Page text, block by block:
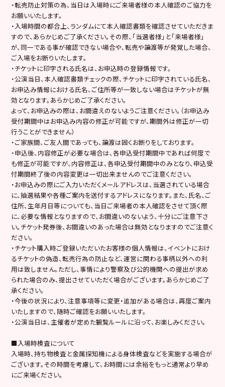
・転売防止対策の為、当日は入場時にご来場者様の本人確認のご協力を
お願いいたします。
・入場時間の都合上、ランダムにて本人確認書類を確認させていただきま
すので、あらかじめご了承ください。その際、「当選者様」と「来場者様」
が、同一である事が確認できない場合や、転売や譲渡等が発覚した場合、
ご入場をお断りいたします。
・チケットに印字される氏名は、お申込時の登録情報です。
・公演当日、本人確認書類チェックの際、チケットに印字されている氏名、
お申込み情報における氏名、ご住所等が一致しない場合はチケットが無
効となります。あらかじめご了承ください。
よって、お申込みの際は、お間違えのないようご注意ください。（お申込み
受付期間中はお申込み内容の修正が可能ですが、期間外は修正が一切
行うことができません）
・ご家族間、ご友人間であっても、譲渡は固くお断りをしております。
・申込後、内容修正が必要な場合は、各申込受付期間中であれば何度で
も修正が可能ですが、内容修正は、各申込受付期間中のみとなり、申込受
付期間終了後の内容変更は一切出来ませんのでご注意ください。
・お申込みの際にご入力いただくメールアドレスは、当選されている場合
に、抽選結果や各種ご案内を送付するアドレスになります。また、氏名、ご
住所、生年月日等についても、当日ご来場者の本人確認をさせて頂く際
に、必要な情報となりますので、お間違いのないよう、十分にご注意下さ
い。チケット発券後、お間違いのあった場合は無効となりますのでご注意く
ださい。
・チケット購入時ご登録いただいたお客様の個人情報は、イベントにおけ
るチケットの偽造、転売行為の防止など、運営に関わる事柄以外への利
用は致しません。ただし、事情により警察及び公的機関への提出が求め
られた場合のみ、提出させていただく場合がございます。あらかじめご了
承ください。
・今後の状況により、注意事項等に変更・追加がある場合は、再度ご案内
いたしますので、随時ご確認をお願いいたします。
・公演当日は、主催者が定めた観覧ルールに沿って、お楽しみください。
■入場時検査について
入場時、持ち物検査と金属探知機による身体検査などを実施する場合が
ございます。その時間を考慮して、お時間には余裕をもっと通常より早め
にご来場ください。